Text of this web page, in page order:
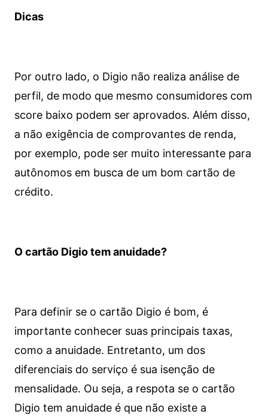
Dicas
Por outro lado, o Digio não realiza análise de
perfil, de modo que mesmo consumidores com
score baixo podem ser aprovados. Além disso,
a não exigência de comprovantes de renda,
por exemplo, pode ser muito interessante para
autônomos em busca de um bom cartão de
crédito.
O cartão Digio tem anuidade?
Para definir se o cartão Digio é bom, é
importante conhecer suas principais taxas,
como a anuidade. Entretanto, um dos
diferenciais do serviço é sua isenção de
mensalidade. Ou seja, a respota se o cartão
Digio tem anuidade é que não existe a